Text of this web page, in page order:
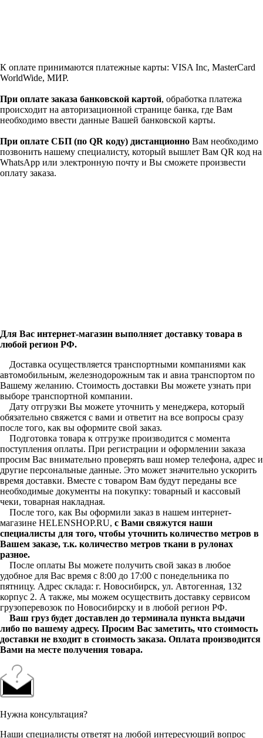
К оплате принимаются платежные карты: VISA Inc, MasterCard
WorldWide, МИР.
При оплате заказа банковской картой, обработка платежа
происходит на авторизационной странице банка, где Вам
необходимо ввести данные Вашей банковской карты.
При оплате СБП (по QR коду) дистанционно Вам необходимо
позвонить нашему специалисту, который вышлет Вам QR код на
WhatsApp или электронную почту и Вы сможете произвести
оплату заказа.
Для Вас интернет-магазин выполняет доставку товара в
любой регион РФ.
Доставка осуществляется транспортными компаниями как
автомобильным, железнодорожным так и авиа транспортом по
Вашему желанию. Стоимость доставки Вы можете узнать при
выборе транспортной компании.
Дату отгрузки Вы можете уточнить у менеджера, который
обязательно свяжется с вами и ответит на все вопросы сразу
после того, как вы оформите свой заказ.
Подготовка товара к отгрузке производится с момента
поступления оплаты. При регистрации и оформлении заказа
просим Вас внимательно проверять ваш номер телефона, адрес и
другие персональные данные. Это может значительно ускорить
время доставки. Вместе с товаром Вам будут переданы все
необходимые документы на покупку: товарный и кассовый
чеки, товарная накладная.
После того, как Вы оформили заказ в нашем интернет-
магазине HELENSHOP.RU, с Вами свяжутся наши
специалисты для того, чтобы уточнить количество метров в
Вашем заказе, т.к. количество метров ткани в рулонах
разное.
После оплаты Вы можете получить свой заказ в любое
удобное для Вас время с 8:00 до 17:00 с понедельника по
пятницу. Адрес склада: г. Новосибирск, ул. Автогенная, 132
корпус 2. А также, мы можем осуществить доставку сервисом
грузоперевозок по Новосибирску и в любой регион РФ.
Ваш груз будет доставлен до терминала пункта выдачи
либо по вашему адресу. Просим Вас заметить, что стоимость
доставки не входит в стоимость заказа. Оплата производится
Вами на месте получения товара.
Нужна консультация?
Наши специалисты ответят на любой интересующий вопрос